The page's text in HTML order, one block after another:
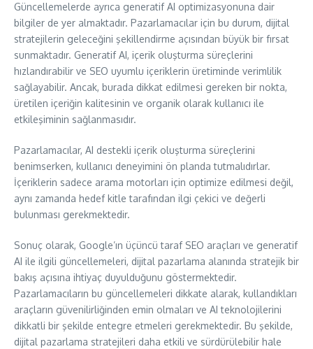
Güncellemelerde ayrıca generatif AI optimizasyonuna dair
bilgiler de yer almaktadır. Pazarlamacılar için bu durum, dijital
stratejilerin geleceğini şekillendirme açısından büyük bir fırsat
sunmaktadır. Generatif AI, içerik oluşturma süreçlerini
hızlandırabilir ve SEO uyumlu içeriklerin üretiminde verimlilik
sağlayabilir. Ancak, burada dikkat edilmesi gereken bir nokta,
üretilen içeriğin kalitesinin ve organik olarak kullanıcı ile
etkileşiminin sağlanmasıdır.
Pazarlamacılar, AI destekli içerik oluşturma süreçlerini
benimserken, kullanıcı deneyimini ön planda tutmalıdırlar.
İçeriklerin sadece arama motorları için optimize edilmesi değil,
aynı zamanda hedef kitle tarafından ilgi çekici ve değerli
bulunması gerekmektedir.
Sonuç olarak, Google’ın üçüncü taraf SEO araçları ve generatif
AI ile ilgili güncellemeleri, dijital pazarlama alanında stratejik bir
bakış açısına ihtiyaç duyulduğunu göstermektedir.
Pazarlamacıların bu güncellemeleri dikkate alarak, kullandıkları
araçların güvenilirliğinden emin olmaları ve AI teknolojilerini
dikkatli bir şekilde entegre etmeleri gerekmektedir. Bu şekilde,
dijital pazarlama stratejileri daha etkili ve sürdürülebilir hale